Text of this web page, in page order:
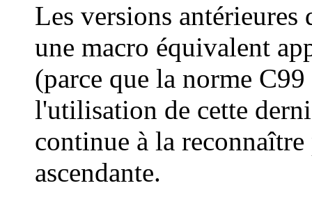
Les versions
une macro équivalent
(parce que la norme
l'utilisation de cette
continue à la
ascendante.